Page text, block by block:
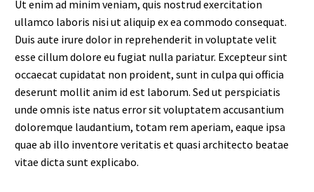
Ut enim ad minim veniam, quis nostrud exercitation
ullamco laboris nisi ut aliquip ex ea commodo consequat.
Duis aute irure dolor in reprehenderit in voluptate velit
esse cillum dolore eu fugiat nulla pariatur. Excepteur sint
occaecat cupidatat non proident, sunt in culpa qui officia
deserunt mollit anim id est laborum. Sed ut perspiciatis
unde omnis iste natus error sit voluptatem accusantium
doloremque laudantium, totam rem aperiam, eaque ipsa
quae ab illo inventore veritatis et quasi architecto beatae
vitae dicta sunt explicabo.